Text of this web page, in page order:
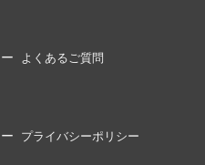
よくあるご質問
プライバシーポリシー